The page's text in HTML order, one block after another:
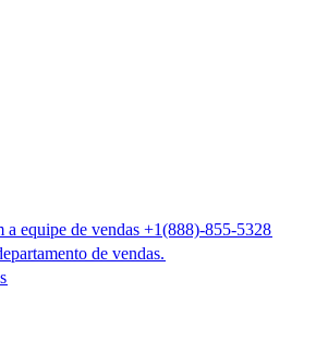
a equipe de vendas +1(888)-855-5328​​
de vendas.​​